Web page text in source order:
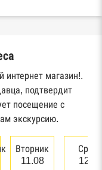
о
интернет магазин!.
подтвердит
посещение с
экскурсию.
Вторник
11.08
12.08